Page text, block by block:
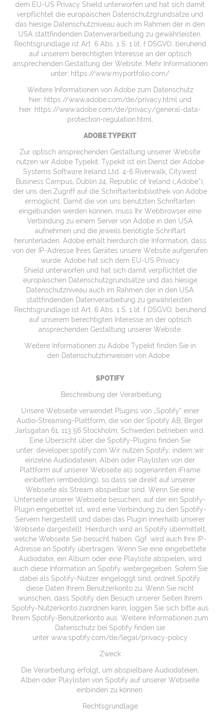
dem EU-US Privacy Shield unterworfen und hat sich damit
verpflichtet die europäischen Datenschutzgrundsätze und
das hiesige Datenschutzniveau auch im Rahmen der in den
USA stattfindenden Datenverarbeitung zu gewährleisten.
Rechtsgrundlage ist Art. 6 Abs. 1 S. 1 lit. f DSGVO, beruhend
auf unserem berechtigten Interesse an der optisch
ansprechenden Gestaltung der Website. Mehr Informationen
unter: https://www.myportfolio.com/
Weitere Informationen von Adobe zum Datenschutz
hier: https://www.adobe.com/de/privacy.html
und
hier: https://www.adobe.com/de/privacy/general-data-
protection-regulation.html,
ADOBE TYPEKIT
Zur optisch ansprechenden Gestaltung unserer Website
nutzen wir Adobe Typekit. Typekit ist ein Dienst der Adobe
Systems Software Ireland Ltd. 4-6 Riverwalk, Citywest
Business Campus, Dublin 24, Republic of Ireland („Adobe“),
der uns den Zugriff auf die Schriftartenbibliothek von Adobe
ermöglicht. Damit die von uns benutzten Schriftarten
eingebunden werden können, muss Ihr Webbrowser eine
Verbindung zu einem Server von Adobe in den USA
aufnehmen und die jeweils benötigte Schriftart
herunterladen. Adobe erhält hierdurch die Information, dass
von der IP-Adresse Ihres Gerätes unsere Website aufgerufen
wurde. Adobe hat sich dem EU-US Privacy
Shield unterworfen und hat sich damit verpflichtet die
europäischen Datenschutzgrundsätze und das hiesige
Datenschutzniveau auch im Rahmen der in den USA
stattfindenden Datenverarbeitung zu gewährleisten.
Rechtsgrundlage ist Art. 6 Abs. 1 S. 1 lit. f DSGVO, beruhend
auf unserem berechtigten Interesse an der optisch
ansprechenden Gestaltung unserer Website.
Weitere Informationen zu Adobe Typekit finden Sie in
den Datenschutzhinweisen von Adobe .
SPOTIFY
Beschreibung der Verarbeitung
Unsere Webseite verwendet Plugins von „Spotify“ einer
Audio-Streaming-Plattform, die von der Spotify AB, Birger
Jarlsgatan 61, 113 56 Stockholm, Schweden betrieben wird.
Eine Übersicht über die Spotify-Plugins finden Sie
unter: developer.spotify.com Wir nutzen Spotify, indem wir
einzelne Audiodateien, Alben oder Playlisten von der
Plattform auf unserer Webseite als sogenannten iFrame
einbetten (embedding), so dass sie direkt auf unserer
Webseite als Stream abspielbar sind. Wenn Sie eine
Unterseite unserer Webseite besuchen, auf der ein Spotify-
Plugin eingebettet ist, wird eine Verbindung zu den Spotify-
Servern hergestellt und dabei das Plugin innerhalb unserer
Webseite dargestellt. Hierdurch wird an Spotify übermittelt,
welche Webseite Sie besucht haben. Ggf. wird auch Ihre IP-
Adresse an Spotify übertragen. Wenn Sie eine eingebettete
Audiodatei, ein Album oder eine Playliste abspielen, wird
auch diese Information an Spotify weitergegeben. Sofern Sie
dabei als Spotify-Nutzer eingeloggt sind, ordnet Spotify
diese Daten Ihrem Benutzerkonto zu. Wenn Sie nicht
wünschen, dass Spotify den Besuch unserer Seiten Ihrem
Spotify-Nutzerkonto zuordnen kann, loggen Sie sich bitte aus
Ihrem Spotify-Benutzerkonto aus. Weitere Informationen zum
Datenschutz bei Spotify finden sie
unter www.spotify.com/de/legal/privacy-policy
Zweck
Die Verarbeitung erfolgt, um abspielbare Audiodateien,
Alben oder Playlisten von Spotify auf unserer Webseite
einbinden zu können.
Rechtsgrundlage